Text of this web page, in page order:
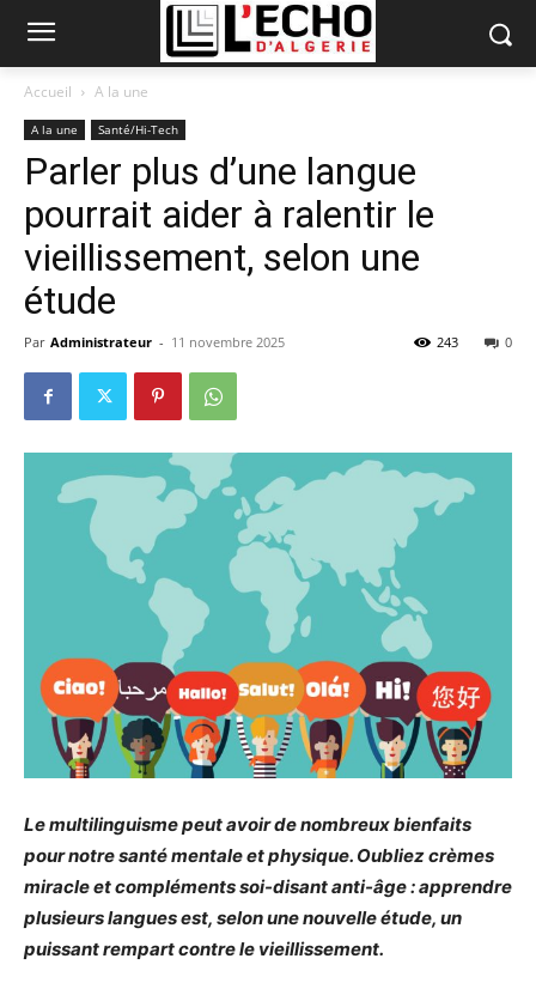
Accueil A la une
A la une Santé/Hi-Tech
Parler plus d’une langue
pourrait aider à ralentir le
vieillissement, selon une
étude
Par Administrateur - 11 novembre 2025 0
243
Le multilinguisme peut avoir de nombreux bienfaits
pour notre santé mentale et physique. Oubliez crèmes
miracle et compléments soi-disant anti-âge : apprendre
plusieurs langues est, selon une nouvelle étude, un
puissant rempart contre le vieillissement.